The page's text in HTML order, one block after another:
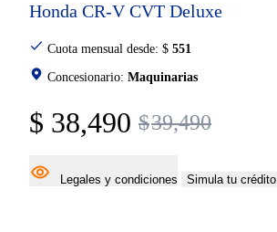
Honda CR-V CVT Deluxe
Cuota mensual desde: $ 551
Concesionario: Maquinarias
$ 38,490 $39,490
Legales y condiciones Simula tu crédito